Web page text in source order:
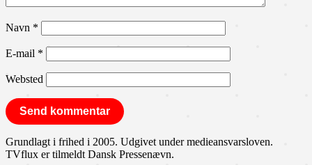
Navn *
E-mail *
Websted
Grundlagt i frihed i 2005. Udgivet under medieansvarsloven.
TVflux er tilmeldt Dansk Pressenævn.